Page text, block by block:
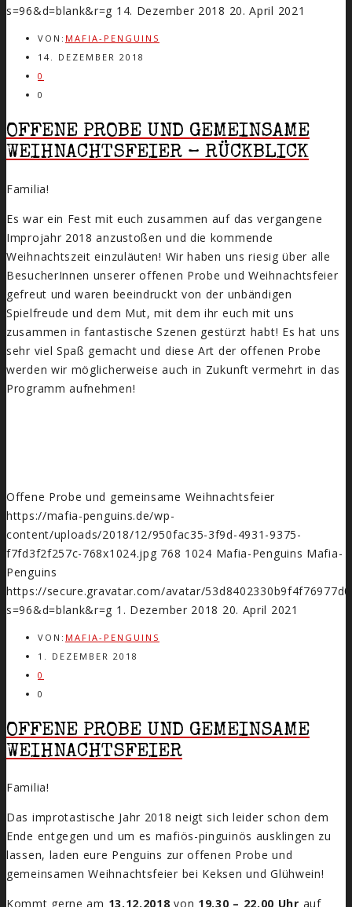
s=96&d=blank&r=g 14. Dezember 2018 20. April 2021
VON: MAFIA-PENGUINS
14. DEZEMBER 2018
0
0
OFFENE PROBE UND GEMEINSAME
WEIHNACHTSFEIER – RÜCKBLICK
Familia!
Es war ein Fest mit euch zusammen auf das vergangene
Improjahr 2018 anzustoßen und die kommende
Weihnachtszeit einzuläuten! Wir haben uns riesig über alle
BesucherInnen unserer offenen Probe und Weihnachtsfeier
gefreut und waren beeindruckt von der unbändigen
Spielfreude und dem Mut, mit dem ihr euch mit uns
zusammen in fantastische Szenen gestürzt habt! Es hat uns
sehr viel Spaß gemacht und diese Art der offenen Probe
werden wir möglicherweise auch in Zukunft vermehrt in das
Programm aufnehmen!
Offene Probe und gemeinsame Weihnachtsfeier
https://mafia-penguins.de/wp-
content/uploads/2018/12/950fac35-3f9d-4931-9375-
f7fd3f2f257c-768x1024.jpg 768 1024 Mafia-Penguins Mafia-
Penguins
https://secure.gravatar.com/avatar/
s=96&d=blank&r=g 1. Dezember 2018 20. April 2021
VON: MAFIA-PENGUINS
1. DEZEMBER 2018
0
0
OFFENE PROBE UND GEMEINSAME
WEIHNACHTSFEIER
Familia!
Das improtastische Jahr 2018 neigt sich leider schon dem
Ende entgegen und um es mafiös-pinguinös ausklingen zu
lassen, laden eure Penguins zur offenen Probe und
gemeinsamen Weihnachtsfeier bei Keksen und Glühwein!
Kommt gerne am 13.12.2018 von 19.30 – 22.00 Uhr auf